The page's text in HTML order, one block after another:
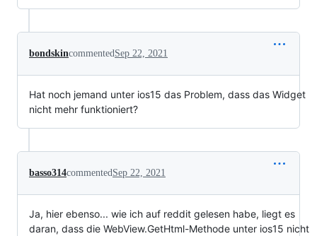
bondskincommentedSep 22, 2021
Hat noch jemand unter ios15 das Problem, dass das Widget
nicht mehr funktioniert?
basso314commentedSep 22, 2021
Ja, hier ebenso... wie ich auf reddit gelesen habe, liegt es
daran, dass die WebView.GetHtml-Methode unter ios15 nicht